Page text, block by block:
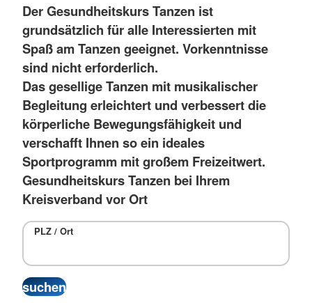
Der Gesundheitskurs Tanzen ist
grundsätzlich für alle Interessierten mit
Spaß am Tanzen geeignet. Vorkenntnisse
sind nicht erforderlich.
Das gesellige Tanzen mit musikalischer
Begleitung erleichtert und verbessert die
körperliche Bewegungsfähigkeit und
verschafft Ihnen so ein ideales
Sportprogramm mit großem Freizeitwert.
Gesundheitskurs Tanzen bei Ihrem
Kreisverband vor Ort
PLZ / Ort